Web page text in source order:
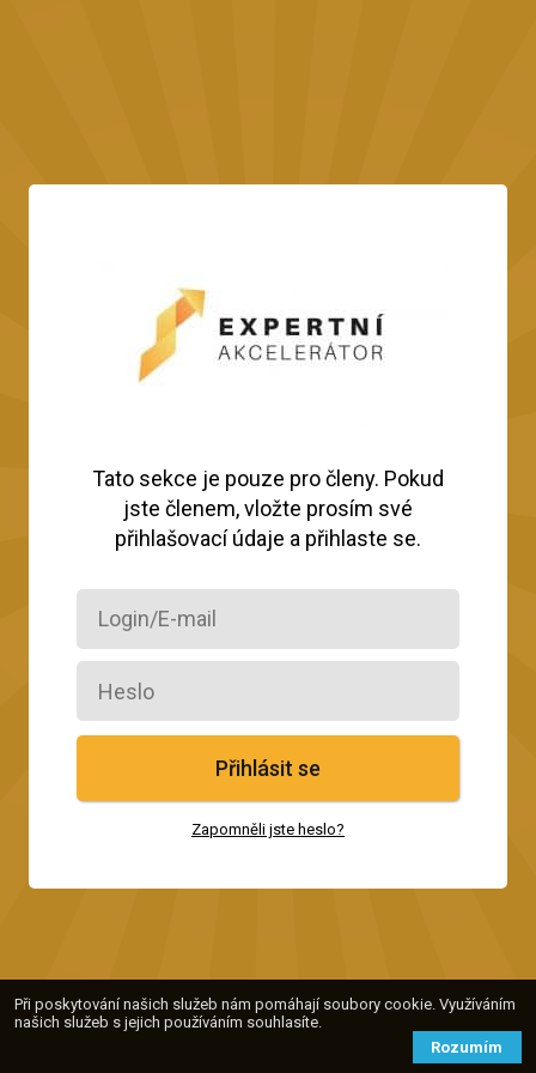
Tato sekce je pouze pro členy. Pokud
jste členem, vložte prosím své
přihlašovací údaje a přihlaste se.
Přihlásit se
Zapomněli jste heslo?
Při poskytování našich služeb nám pomáhají soubory cookie. Využíváním
našich služeb s jejich používáním souhlasíte.
Rozumím